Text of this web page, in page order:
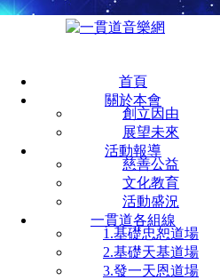
首頁
關於本會
創立因由
展望未來
活動報導
慈善公益
文化教育
活動盛況
一貫道各組線
1.基礎忠恕道場
2.基礎天基道場
3.發一天恩道場